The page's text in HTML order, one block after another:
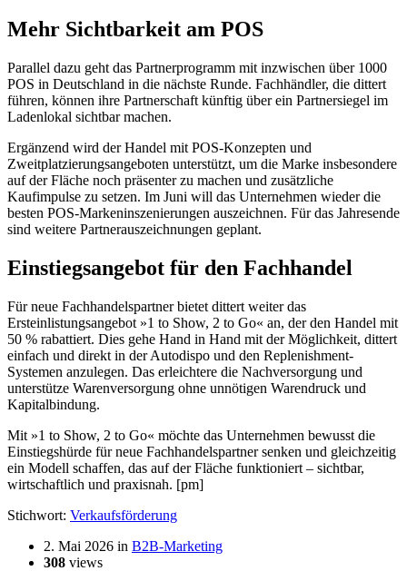
Mehr Sichtbarkeit am POS
Parallel dazu geht das Partnerprogramm mit inzwischen über 1000
POS in Deutschland in die nächste Runde. Fachhändler, die dittert
führen, können ihre Partnerschaft künftig über ein Partnersiegel im
Ladenlokal sichtbar machen.
Ergänzend wird der Handel mit POS-Konzepten und
Zweitplatzierungsangeboten unterstützt, um die Marke insbesondere
auf der Fläche noch präsenter zu machen und zusätzliche
Kaufimpulse zu setzen. Im Juni will das Unternehmen wieder die
besten POS-Markeninszenierungen auszeichnen. Für das Jahresende
sind weitere Partnerauszeichnungen geplant.
Einstiegsangebot für den Fachhandel
Für neue Fachhandelspartner bietet dittert weiter das
Ersteinlistungsangebot »1 to Show, 2 to Go« an, der den Handel mit
50 % rabattiert. Dies gehe Hand in Hand mit der Möglichkeit, dittert
einfach und direkt in der Autodispo und den Replenishment-
Systemen anzulegen. Das erleichtere die Nachversorgung und
unterstütze Warenversorgung ohne unnötigen Warendruck und
Kapitalbindung.
Mit »1 to Show, 2 to Go« möchte das Unternehmen bewusst die
Einstiegshürde für neue Fachhandelspartner senken und gleichzeitig
ein Modell schaffen, das auf der Fläche funktioniert – sichtbar,
wirtschaftlich und praxisnah. [pm]
Stichwort: Verkaufsförderung
2. Mai 2026 in B2B-Marketing
308 views